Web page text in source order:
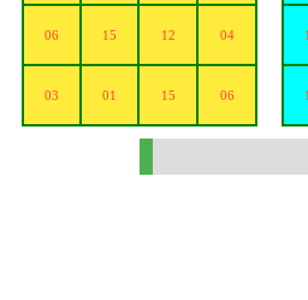
06 15 12 04
03 01 15 06